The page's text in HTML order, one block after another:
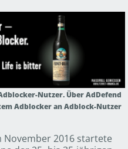
Nutzer. Über AdDefend
Adblocker an Adblock-Nutzer
November 2016 startete